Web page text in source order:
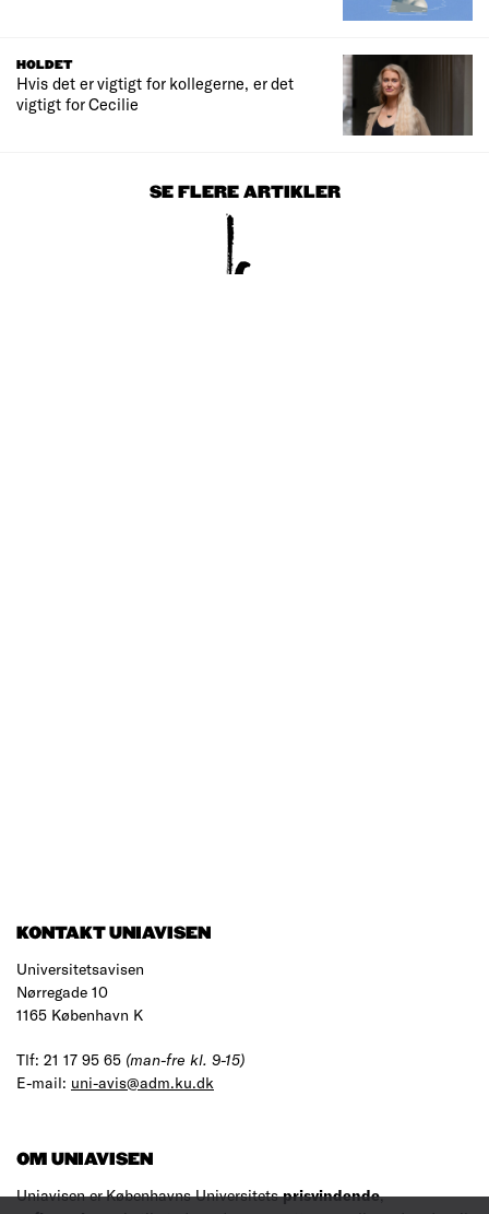
HOLDET
Hvis det er vigtigt for kollegerne, er det
vigtigt for Cecilie
SE FLERE ARTIKLER
KONTAKT UNIAVISEN
Universitetsavisen
Nørregade 10
1165 København K
Tlf: 21 17 95 65 (man-fre kl. 9-15)
E-mail: uni-avis@adm.ku.dk
OM UNIAVISEN
Uniavisen er Københavns Universitetsprisvindende,